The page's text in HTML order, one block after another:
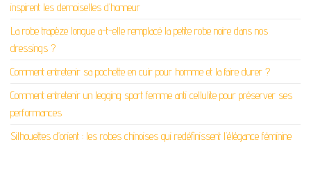
inspirent les demoiselles d’honneur
La robe trapèze longue a-t-elle remplacé la petite robe noire dans nos
dressings ?
Comment entretenir sa pochette en cuir pour homme et la faire durer ?
Comment entretenir un legging sport femme anti cellulite pour préserver ses
performances
Silhouettes d’orient : les robes chinoises qui redéfinissent l’élégance féminine